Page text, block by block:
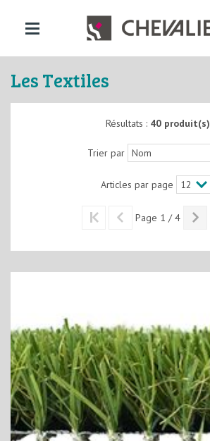
Les Textiles
Résultats : 40 produit(s)
Trier par
Articles par page
Page 1 / 4